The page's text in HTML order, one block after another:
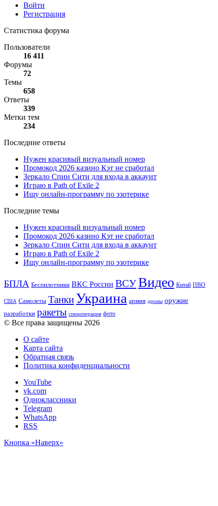
Войти
Регистрация
Статистика форума
Пользователи
16 411
Форумы
72
Темы
658
Ответы
339
Метки тем
234
Последние ответы
Нужен красивый визуальный номер
Промокод 2026 казино Кэт не сработал
Зеркало Спин Сити для входа в аккаунт
Играю в Path of Exile 2
Ищу онлайн-программу по эзотерике
Последние темы
Нужен красивый визуальный номер
Промокод 2026 казино Кэт не сработал
Зеркало Спин Сити для входа в аккаунт
Играю в Path of Exile 2
Ищу онлайн-программу по эзотерике
БПЛА Беспилотники ВКС России ВСУВидео Китай ПВО
США Самолеты Танки Украина армия дроны оружие
разработки ракеты спецоперация фото
© Все права защищены 2026
О сайте
Карта сайта
Обратная связь
Политика конфиденциальности
YouTube
vk.com
Одноклассники
Telegram
WhatsApp
RSS
Кнопка «Наверх»